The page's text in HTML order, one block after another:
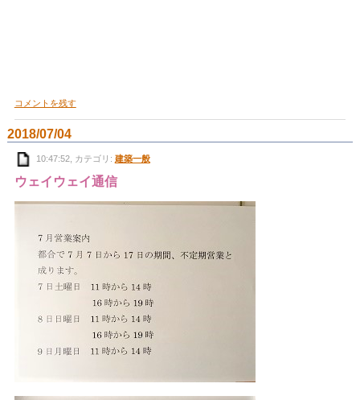
コメントを残す
2018/07/04
10:47:52, カテゴリ: 建築一般
ウェイウェイ通信